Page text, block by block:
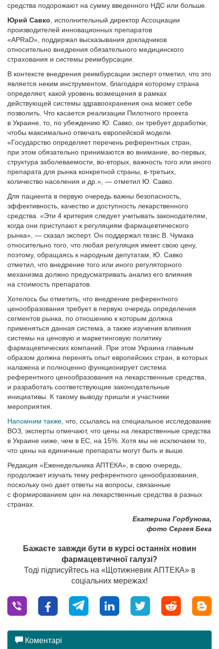
средства подорожают на сумму введенного НДС или больше.
Юрий Савко , исполнительный директор Ассоциации
производителей инновационных препаратов
«APRаD», поддержал высказывания докладчиков
относительно внедрения обязательного медицинского
страхования и системы реимбурсации.
В контексте внедрения реимбурсации эксперт отметил, что это
является неким инструментом, благодаря которому страна
определяет, какой уровень возмещения в рамках
действующей системы здравоохранения она может себе
позволить. Что касается реализации Пилотного проекта
в Украине, то, по убеждению Ю. Савко, он требует доработки,
чтобы максимально отвечать европейской модели.
«Государство определяет перечень референтных стран,
при этом обязательно принимаются во внимание, во-первых,
структура заболеваемости, во-вторых, важность того или иного
препарата для рынка конкретной страны, в-третьих,
количество населения и др.», — отметил Ю. Савко.
Для пациента в первую очередь важны безопасность,
эффективность, качество и доступность лекарственного
средства. «Эти 4 критерия следует учитывать законодателям,
когда они приступают к регуляциям фармацевтического
рынка», — сказал эксперт. Он поддержал тезис В. Чумака
относительно того, что любая регуляция имеет свою цену,
поэтому, обращаясь к народным депутатам, Ю. Савко
отметил, что внедрение того или иного регуляторного
механизма должно предусматривать анализ его влияния
на стоимость препаратов.
Хотелось бы отметить, что внедрение референтного
ценообразования требует в первую очередь определения
сегментов рынка, по отношению к которым должна
применяться данная система, а также изучения влияния
системы на ценовую и маркетинговую политику
фармацевтических компаний. При этом Украина главным
образом должна перенять опыт европейских стран, в которых
налажена и полноценно функционирует система
референтного цено­образования на лекарственные средства,
и разработать соответствующие законодательные
инициативы. К такому выводу пришли и участники
мероприятия.
Напомним также , что, ссылаясь на специальное исследование
ВОЗ, эксперты отмечают, что цены на лекарственные средства
в Украине ниже, чем в ЕС, на 15%. Хотя мы не исключаем то,
что цены на единичные препараты могут быть и выше.
Редакция «Еженедельника АПТЕКА», в свою очередь,
продолжает изучать тему референтного ценообразования,
поскольку оно дает ответы на вопросы, связанные
с формированием цен на лекарственные средства в разных
странах.
Екатерина Горбунова,
фото Сергея Бека
Бажаєте завжди бути в курсі останніх новин
фармацевтичної галузі?
Тоді підписуйтесь на «Щотижневик АПТЕКА» в
соціальних мережах!
Коментарі